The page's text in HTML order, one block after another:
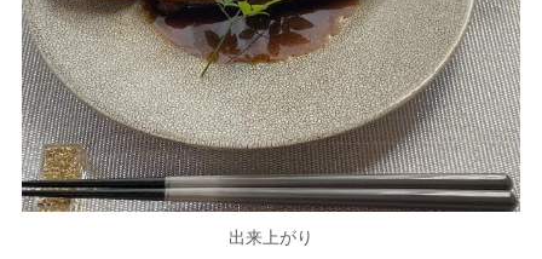
出来上がり